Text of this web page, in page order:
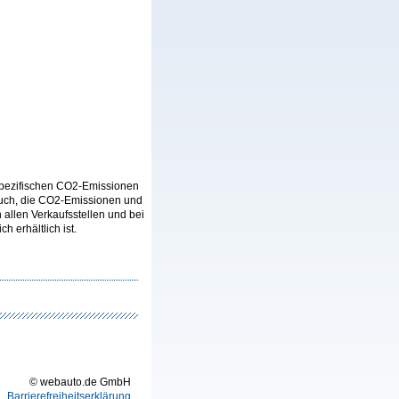
CO2-Emissionen
die CO2-Emissionen und
Verkaufsstellen und bei
erhältlich ist.
© webauto.de GmbH
Barrierefreiheitserklärung